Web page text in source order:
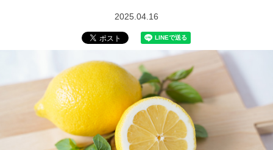
2025.04.16